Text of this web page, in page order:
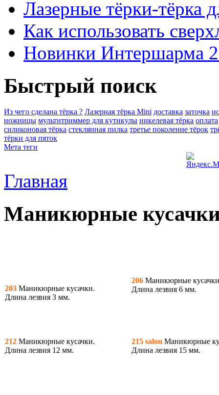
Лазерные тёрки-тёрка
Как использовать
Новинки Интершарма
Быстрый поиск
Из чего сделана тёрка ? Лазерная тёрка Mini доставка заточка
ножницы мультитриммер для кутикулы никелевая тёрка оплата
силиконовая тёрка стеклянная пилка третье поколение тёрок
тёрки для пяток
Мета теги
Главная
Маникюрные
203 Маникюрные кусачки.
Длина лезвия 3 мм.
206 Маникюрные
Длина лезвия 6 мм.
212 Маникюрные кусачки.
Длина лезвия 12 мм.
215 salon Маникюрные
Длина лезвия 15 мм.